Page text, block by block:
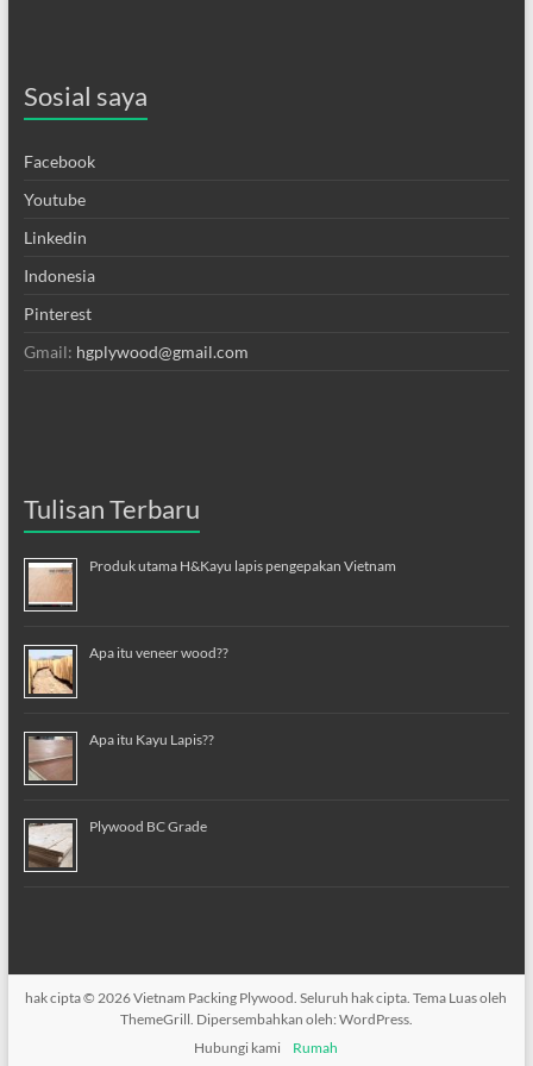
Sosial saya
Facebook
Youtube
Linkedin
Indonesia
Pinterest
Gmail: hgplywood@gmail.com
Tulisan Terbaru
Produk utama H&Kayu lapis pengepakan Vietnam
Apa itu veneer wood??
Apa itu Kayu Lapis??
Plywood BC Grade
hak cipta © 2026Vietnam Packing Plywood . Seluruh hak cipta. Tema Luasoleh
ThemeGrill. Dipersembahkan oleh: WordPress.
Hubungi kami
Rumah